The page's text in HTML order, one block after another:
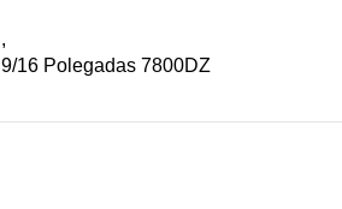
,
9/16 Polegadas 7800DZ